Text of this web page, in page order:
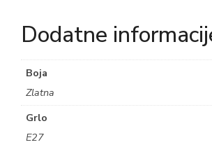
Dodatne
Boja
Zlatna
Grlo
E27